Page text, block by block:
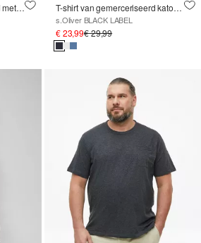
Regular fit: geruit overhemd met structuur T-shirt van gemerceriseerd katoen met logodetails
s.Oliver BLACK LABEL
€ 23,99€ 29,99